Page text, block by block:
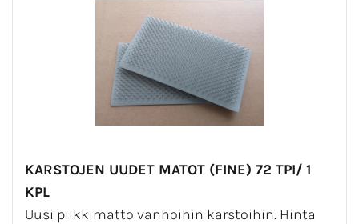
KARSTOJEN UUDET MATOT (FINE) 72 TPI/ 1
KPL
Uusi piikkimatto vanhoihin karstoihin. Hinta